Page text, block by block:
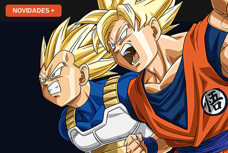
NOVIDADES +